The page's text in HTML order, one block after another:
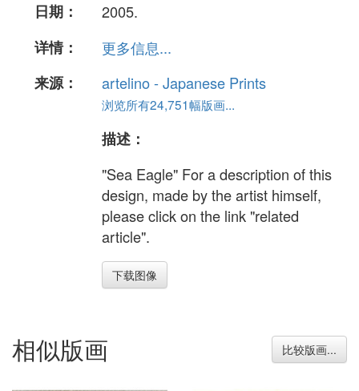
日期：
2005.
详情：
更多信息...
来源：
artelino - Japanese Prints
浏览所有24,751幅版画...
描述：
"Sea Eagle" For a description of this
design, made by the artist himself,
please click on the link "related
article".
下载图像
相似版画 比较版画...